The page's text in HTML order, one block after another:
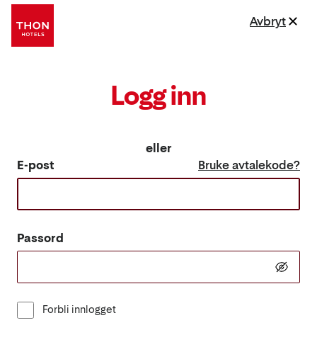
Logg inn
eller
E-post
Bruke avtalekode?
Passord
Forbli innlogget
Avbryt